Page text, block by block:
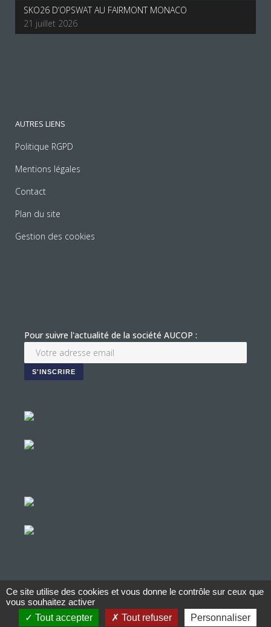
SKO26 D’OPSWAT AU FAIRMONT MONACO
21 juillet 2026
AUTRES LIENS
Politique RGPD
Mentions légales
Contact
Plan du site
Gestion des cookies
Pour suivre l'actualité de la société AUCOP :
© Copyright Aucop – 2022
Ce site utilise des cookies et vous donne le contrôle sur ceux que
vous souhaitez activer
Tout accepter
Tout refuser Personnaliser